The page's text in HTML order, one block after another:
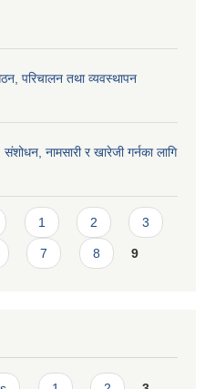
परिचालन तथा व्यवस्थापन
नामसारी र खारेजी गर्नका लागि
1 2 3
7 8 9